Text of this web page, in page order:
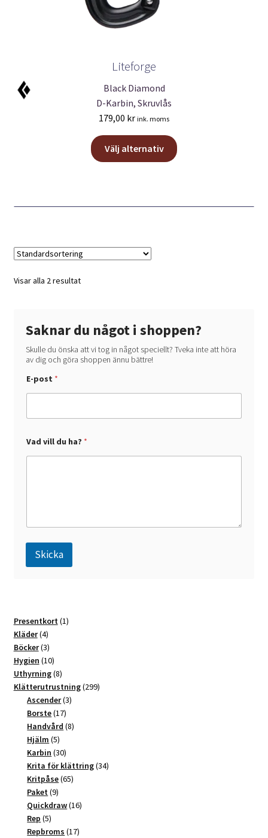
Liteforge
Black Diamond
D-Karbin, Skruvlås
179,00 kr ink. moms
Välj alternativ
Den
här
Visar alla 2 resultat
Saknar du något i shoppen?
Skulle du önska att vi tog in något speciellt? Tveka inte att höra
av dig och göra shoppen ännu bättre!
-
t
u
E-post *
Vad vill du ha? *
Skicka
e
r
n
a
t
i
v
e
Presentkort 11
Kläder 44
produkter
Böcker 33
produkter
Hygien 1010
produkter
Uthyrning 88
produkter
Klätterutrustning 299299
Ascender 33
Borste 1717
produkter
Handvård 88
Hjälm 55
produkter
Karbin 3030
produkter
Krita för klättring 3434
Kritpåse 6565
Paket 99
produkter
Quickdraw 1616
Rep 55
produkter
Repbroms 1717